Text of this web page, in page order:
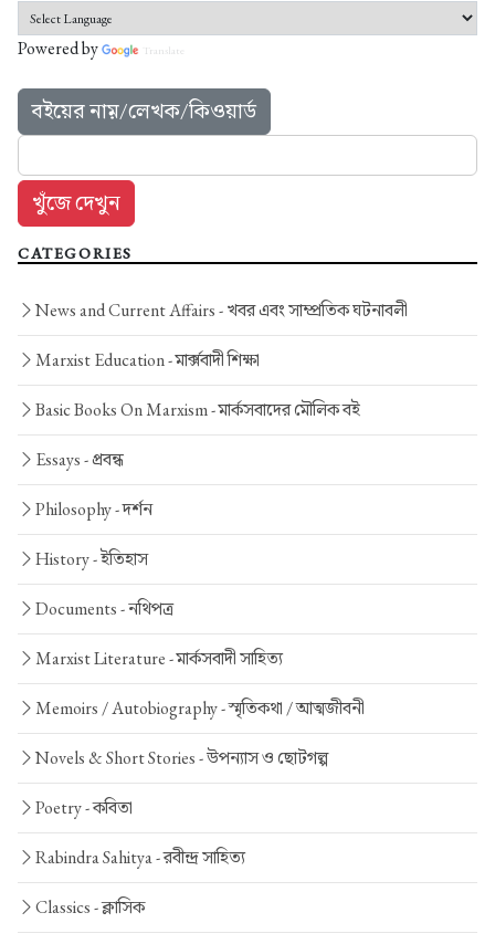
Powered by Translate
বইয়ের নাম়/লেখক/কিওয়ার্ড
CATEGORIES
News and Current Affairs -খবর এবং সাম্প্রতিক ঘটনাবলী
Marxist Education -মার্ক্সবাদী শিক্ষা
Basic Books On Marxism -মার্কসবাদের মৌলিক বই
Essays -প্রবন্ধ
Philosophy -দর্শন
History -ইতিহাস
Documents -নথিপত্র
Marxist Literature -মার্কসবাদী সাহিত্য
Memoirs / Autobiography -স্মৃতিকথা / আত্মজীবনী
Novels & Short Stories -উপন্যাস ও ছোটগল্প
Poetry -কবিতা
Rabindra Sahitya -রবীন্দ্র সাহিত্য
Classics -ক্লাসিক